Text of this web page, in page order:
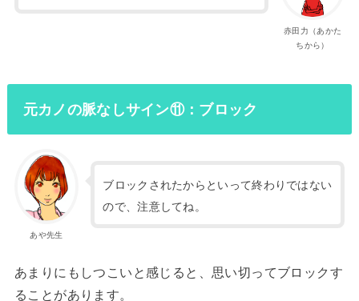
赤田力（あかた
ちから）
元カノの脈なしサイン⑪：ブロック
あや先生
ブロックされたからといって終わりではない
ので、注意してね。
あまりにもしつこいと感じると、思い切ってブロックす
ることがあります。